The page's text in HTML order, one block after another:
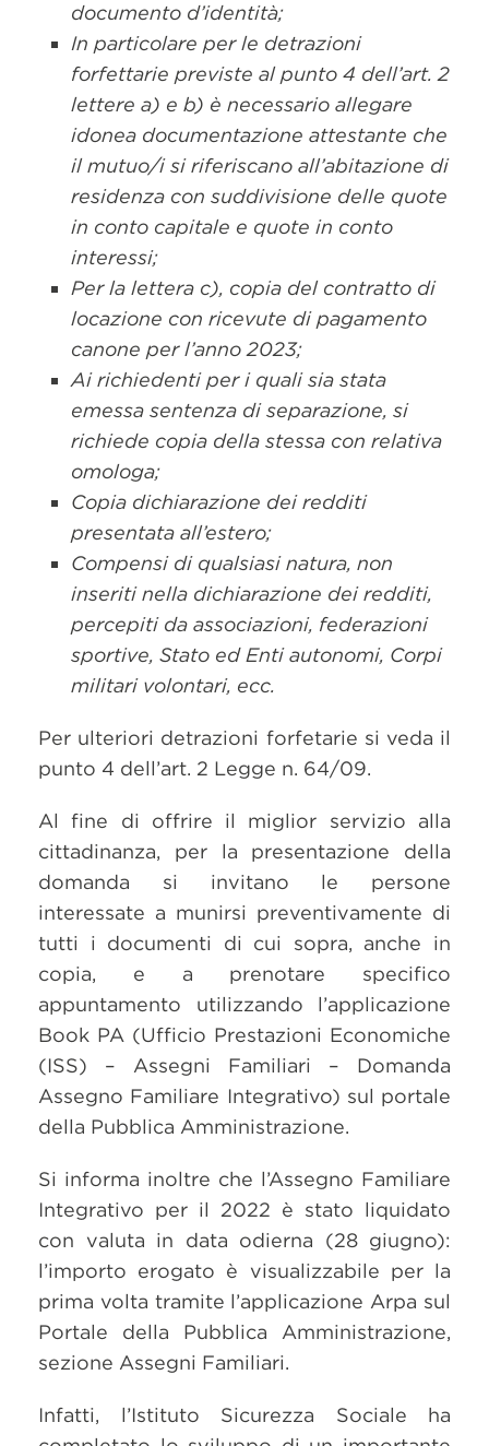
documento d’identità;
In particolare per le detrazioni
forfettarie previste al punto 4 dell’art. 2
lettere a) e b) è necessario allegare
idonea documentazione attestante che
il mutuo/i si riferiscano all’abitazione di
residenza con suddivisione delle quote
in conto capitale e quote in conto
interessi;
Per la lettera c), copia del contratto di
locazione con ricevute di pagamento
canone per l’anno 2023;
Ai richiedenti per i quali sia stata
emessa sentenza di separazione, si
richiede copia della stessa con relativa
omologa;
Copia dichiarazione dei redditi
presentata all’estero;
Compensi di qualsiasi natura, non
inseriti nella dichiarazione dei redditi,
percepiti da associazioni, federazioni
sportive, Stato ed Enti autonomi, Corpi
militari volontari, ecc.
Per ulteriori detrazioni forfetarie si veda il
punto 4 dell’art. 2 Legge n. 64/09.
Al fine di offrire il miglior servizio alla
cittadinanza, per la presentazione della
domanda si invitano le persone
interessate a munirsi preventivamente di
tutti i documenti di cui sopra, anche in
copia, e a prenotare specifico
appuntamento utilizzando l’applicazione
Book PA (Ufficio Prestazioni Economiche
(ISS) – Assegni Familiari – Domanda
Assegno Familiare Integrativo) sul portale
della Pubblica Amministrazione.
Si informa inoltre che l’Assegno Familiare
Integrativo per il 2022 è stato liquidato
con valuta in data odierna (28 giugno):
l’importo erogato è visualizzabile per la
prima volta tramite l’applicazione Arpa sul
Portale della Pubblica Amministrazione,
sezione Assegni Familiari.
Infatti, l’Istituto Sicurezza Sociale ha